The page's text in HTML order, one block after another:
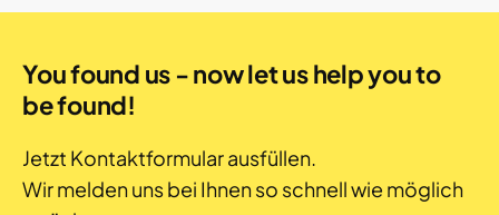
You found us - now let us help you to
be found!
Jetzt Kontaktformular ausfüllen.
Wir melden uns bei Ihnen so schnell wie möglich